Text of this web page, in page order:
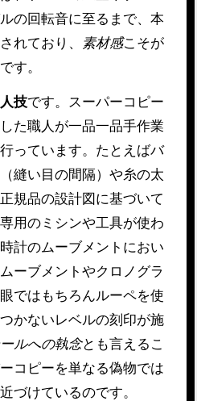
の回転音に至るまで、本
れており、
素材感こそが
す。
技です。スーパーコピー
た職人が一品一品手作業
っています。たとえばバ
縫い目の間隔）や糸の太
規品の設計図に基づいて
用のミシンや工具が使わ
計のムーブメントにおい
ーブメントやクロノグラ
ではもちろんルーペを使
かないレベルの刻印が施
ルへの執念とも言えるこ
コピーを単なる偽物では
づけているのです。